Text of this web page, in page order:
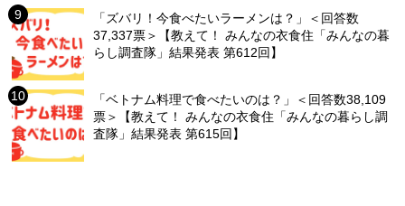
「ズバリ！今食べたいラーメンは？」＜回答数
37,337票＞【教えて！ みんなの衣食住「みんなの暮
らし調査隊」結果発表 第612回】
「ベトナム料理で食べたいのは？」＜回答数38,109
票＞【教えて！ みんなの衣食住「みんなの暮らし調
査隊」結果発表 第615回】